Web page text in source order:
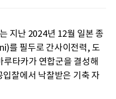
지난 2024년 12월 일본 종
를 필두로 간사이전력, 도
타카가 연합군을 결성해
찰에서 낙찰받은 기축 자